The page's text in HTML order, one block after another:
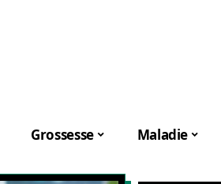
Grossesse Maladie